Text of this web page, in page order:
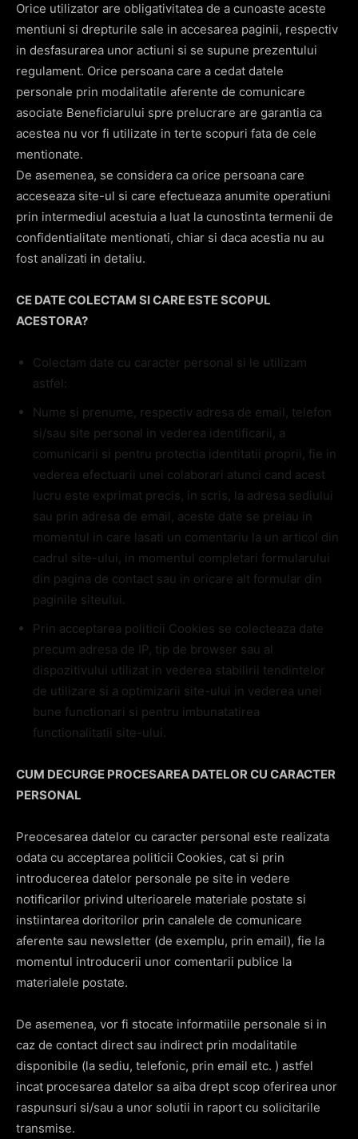
Orice utilizator are obligativitatea de a cunoaste aceste
mentiuni si drepturile sale in accesarea paginii, respectiv
in desfasurarea unor actiuni si se supune prezentului
regulament. Orice persoana care a cedat datele
personale prin modalitatile aferente de comunicare
asociate Beneficiarului spre prelucrare are garantia ca
acestea nu vor fi utilizate in terte scopuri fata de cele
mentionate.
De asemenea, se considera ca orice persoana care
acceseaza site-ul si care efectueaza anumite operatiuni
prin intermediul acestuia a luat la cunostinta termenii de
confidentialitate mentionati, chiar si daca acestia nu au
fost analizati in detaliu.
CE DATE COLECTAM SI CARE ESTE SCOPUL
ACESTORA?
Colectam date cu caracter personal si le utilizam
astfel:
Nume si prenume, respectiv adresa de email, telefon
si/sau site personal in vederea identificarii, a
comunicarii si pentru protectia identitatii proprii, fie in
vederea efectuarii unei colaborari atunci cand acest
lucru este exprimat precis, in scris, la adresa sediului
sau prin adresa de email, aceste date se preiau in
momentul in care lasati un comentariu la un articol din
cadrul site-ului, in momentul completari formularului
din pagina de contact sau in oricare alt formular din
paginile siteului.
Prin acceptarea politicii Cookies se colecteaza date
precum adresa de IP, tip de browser sau al
dispozitivului utilizat in vederea stabilirii tendintelor
de utilizare si a optimizarii site-ului in vederea unei
bune functionari si pentru imbunatatirea
functionalitatii site-ului.
CUM DECURGE PROCESAREA DATELOR CU CARACTER
PERSONAL
Preocesarea datelor cu caracter personal este realizata
odata cu acceptarea politicii Cookies, cat si prin
introducerea datelor personale pe site in vedere
notificarilor privind ulterioarele materiale postate si
instiintarea doritorilor prin canalele de comunicare
aferente sau newsletter (de exemplu, prin email), fie la
momentul introducerii unor comentarii publice la
materialele postate.
De asemenea, vor fi stocate informatiile personale si in
caz de contact direct sau indirect prin modalitatile
disponibile (la sediu, telefonic, prin email etc. ) astfel
incat procesarea datelor sa aiba drept scop oferirea unor
raspunsuri si/sau a unor solutii in raport cu solicitarile
transmise.